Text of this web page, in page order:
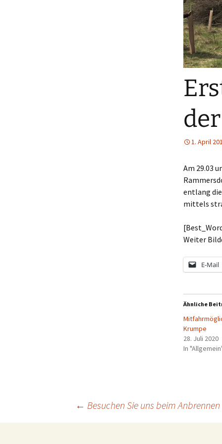
Beitritt zum
Spenden und
Kontodaten
1. April
Am 29.03
entlang
mittels
Weiter
E-Mail
Ähnliche
Krumpe
28. Juli 2020
In
Beitragsnavigation
← Besuchen Sie uns beim